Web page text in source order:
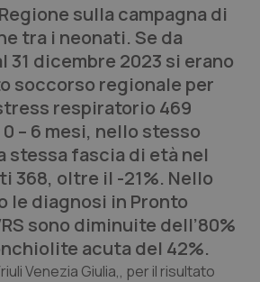
sulla campagna di
tra i neonati. Se da
31 dicembre 2023 si erano
soccorso regionale per
respiratorio 469
– 6 mesi, nello stesso
stessa fascia di età nel
368, oltre il -21%. Nello
le diagnosi in Pronto
sono diminuite dell’80%
acuta del 42%.
Venezia Giulia,, per il risultato